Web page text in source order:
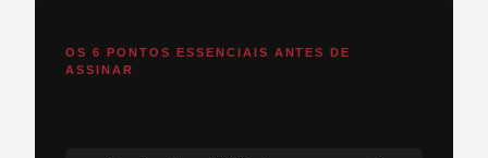
OS 6 PONTOS ESSENCIAIS ANTES DE
ASSINAR